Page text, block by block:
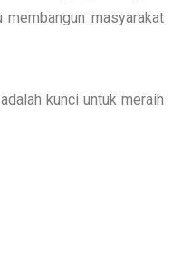
masyarakat
kunci untuk meraih